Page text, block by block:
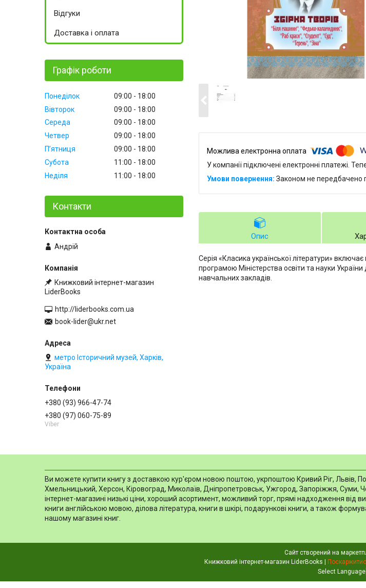
У компанії підключені електронні платежі.
Законом не передбачено
Опис
Серія «Класика української літератури»
програмою Міністерства освіти та науки
навчальних закладів.
Відгуки
Доставка і оплата
Графік роботи
Понеділок 09:00
18:00
Вівторок
09:00
18:00
Середа
09:00
18:00
Четвер
09:00
18:00
Пʼятниця
09:00
18:00
Субота
11:00
18:00
Неділя
11:00 18:00
Контакти
Андрій
Книжковий інтернет-магазин
LiderBooks
http://liderbooks.com.ua
book-lider@ukr.net
метро Історичний музей, Харків,
Україна
+380 (93) 966-47-74
+380 (97) 060-75-89
Viber
Ви можете купити книгу з доставкою кур'єром новою поштою, укрпоштою Кривий Ріг, Львів,
Хмельницький, Херсон, Кіровоград, Миколаїв, Дніпропетровськ, Ужгород, Запоріжжя, Суми,
інтернет-магазині низькі ціни, хороший асортимент, можливий торг, прямі надходження від
книги англійською мовою, ділова література, книги в шкірі, подарункові книги, а також
нашому магазині книг.
Сайт створений на
Select Language